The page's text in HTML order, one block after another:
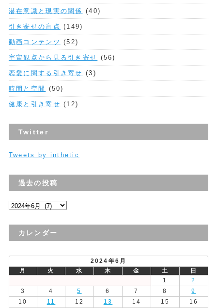
潜在意識と現実の関係 (40)
引き寄せの盲点 (149)
動画コンテンツ (52)
宇宙観点から見る引き寄せ (56)
恋愛に関する引き寄せ (3)
時間と空間 (50)
健康と引き寄せ (12)
Twitter
Tweets by inthetic
過去の投稿
過
の
カレンダー
2024年6月
月
火 水 木 金 土
日
1
2
3
4 5 6 7 8
9
10
11 12 13 14 15
16